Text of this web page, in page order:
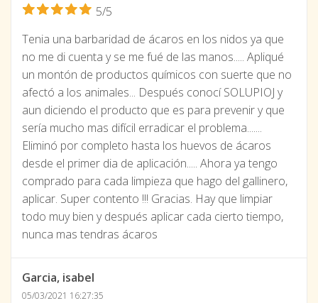
5/5
Tenia una barbaridad de ácaros en los nidos ya que
no me di cuenta y se me fué de las manos..... Apliqué
un montón de productos químicos con suerte que no
afectó a los animales... Después conocí SOLUPIOJ y
aun diciendo el producto que es para prevenir y que
sería mucho mas difícil erradicar el problema.......
Eliminó por completo hasta los huevos de ácaros
desde el primer dia de aplicación..... Ahora ya tengo
comprado para cada limpieza que hago del gallinero,
aplicar. Super contento !!! Gracias. Hay que limpiar
todo muy bien y después aplicar cada cierto tiempo,
nunca mas tendras ácaros
Garcia, isabel
05/03/2021 16:27:35